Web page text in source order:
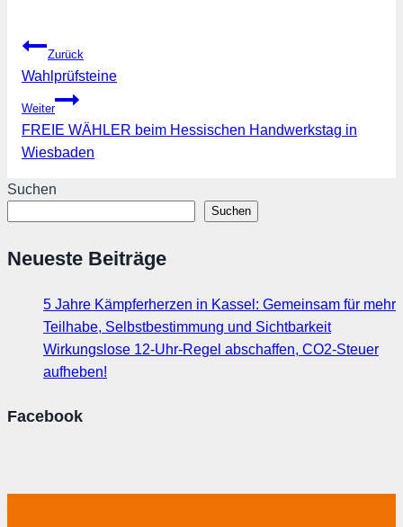
Beitragsnavigation
Zurück
Wahlprüfsteine
Weiter
FREIE WÄHLER beim Hessischen Handwerkstag in
Wiesbaden
Suchen
Suchen
Neueste Beiträge
5 Jahre Kämpferherzen in Kassel: Gemeinsam für mehr
Teilhabe, Selbstbestimmung und Sichtbarkeit
Wirkungslose 12-Uhr-Regel abschaffen, CO2-Steuer
aufheben!
Facebook